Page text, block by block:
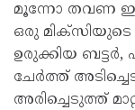
മൂന്നോ തവണ
ഒരു മിക്സിയുടെ
ഉരുക്കിയ
ചേർത്ത്
അരിച്ചെടുത്ത്